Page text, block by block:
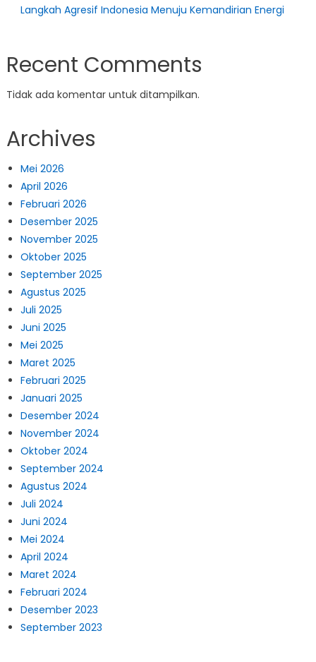
Langkah Agresif Indonesia Menuju Kemandirian Energi
Recent Comments
Tidak ada komentar untuk ditampilkan.
Archives
Mei 2026
April 2026
Februari 2026
Desember 2025
November 2025
Oktober 2025
September 2025
Agustus 2025
Juli 2025
Juni 2025
Mei 2025
Maret 2025
Februari 2025
Januari 2025
Desember 2024
November 2024
Oktober 2024
September 2024
Agustus 2024
Juli 2024
Juni 2024
Mei 2024
April 2024
Maret 2024
Februari 2024
Desember 2023
September 2023